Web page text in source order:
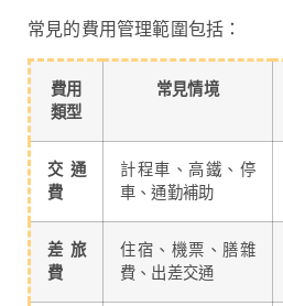
常見的費用管理範圍包括：
費用
類型
常見情境
交通
費
計程車、高鐵、停
車、通勤補助
差旅
費
住宿、機票、膳雜
費、出差交通